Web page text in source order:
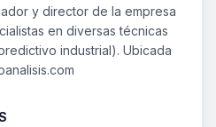
y director de la empresa
en diversas técnicas
industrial). Ubicada